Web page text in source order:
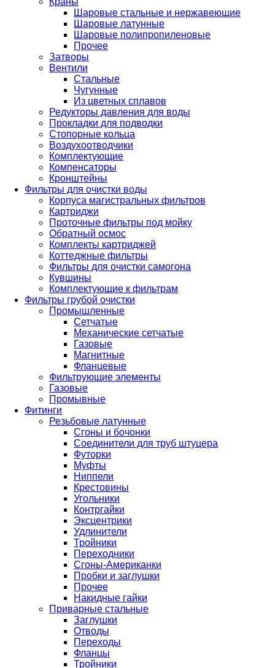
Шаровые стальные и нержавеющие
Шаровые латунные
Шаровые полипропиленовые
Прочее
Затворы
Вентили
Стальные
Чугунные
Из цветных сплавов
Редукторы давления для воды
Прокладки для подводки
Стопорные кольца
Воздухоотводчики
Комплектующие
Компенсаторы
Кронштейны
Фильтры для очистки воды
Корпуса магистральных фильтров
Картриджи
Проточные фильтры под мойку
Обратный осмос
Комплекты картриджей
Коттеджные фильтры
Фильтры для очистки самогона
Кувшины
Комплектующие к фильтрам
Фильтры грубой очистки
Промышленные
Сетчатые
Механические сетчатые
Газовые
Магнитные
Фланцевые
Фильтрующие элементы
Газовые
Промывные
Фитинги
Резьбовые латунные
Сгоны и бочонки
Соединители для труб штуцера
Футорки
Муфты
Ниппели
Крестовины
Угольники
Контргайки
Эксцентрики
Удлинители
Тройники
Переходники
Сгоны-Американки
Пробки и заглушки
Прочее
Накидные гайки
Приварные стальные
Заглушки
Отводы
Переходы
Фланцы
Тройники